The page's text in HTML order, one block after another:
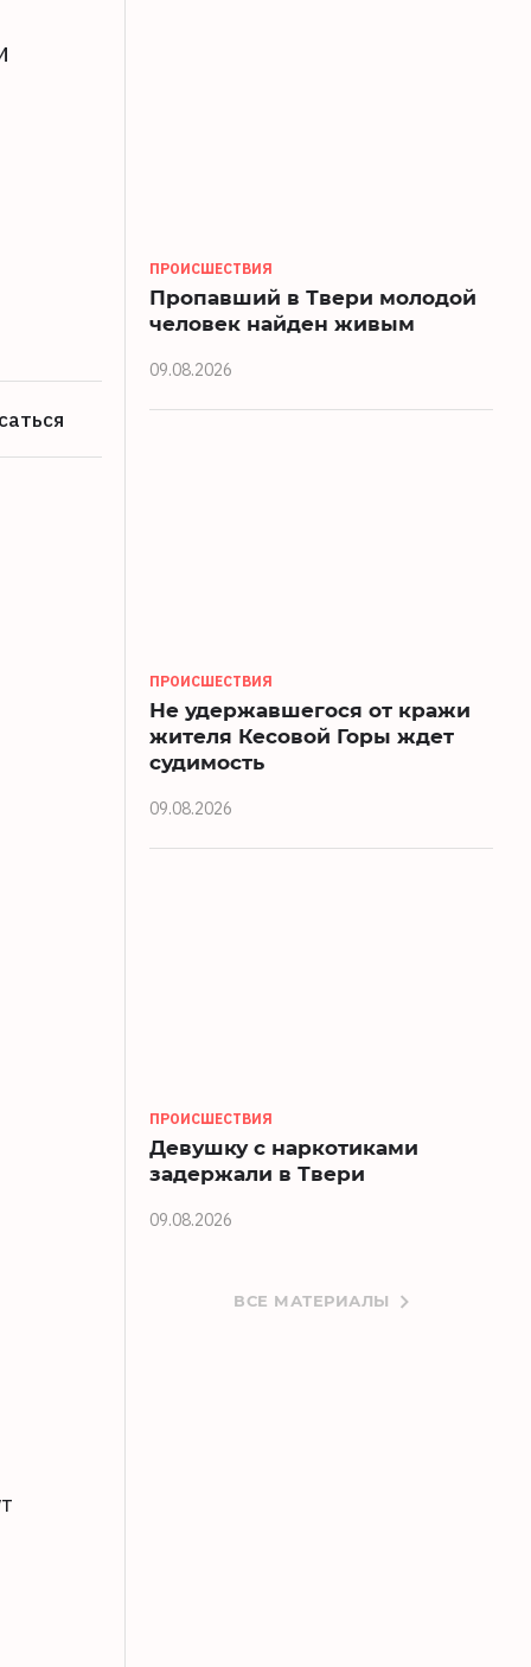
ПРОИСШЕСТВИЯ
Пропавший в Твери молодой
человек найден живым
09.08.2026
ПРОИСШЕСТВИЯ
Не удержавшегося от кражи
жителя Кесовой Горы ждет
судимость
09.08.2026
ПРОИСШЕСТВИЯ
Девушку с наркотиками
задержали в Твери
09.08.2026
ВСЕ МАТЕРИАЛЫ